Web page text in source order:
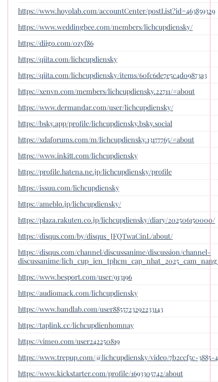
https://www.hoyolab.com/accountCenter/postList?id=463859329
https://www.weddingbee.com/members/lichcupdiensky/
https://diigo.com/0zyf86
https://qiita.com/lichcupdiensky
https://qiita.com/lichcupdiensky/items/60fc6de7e5c4d09873a3
https://xenvn.com/members/lichcupdiensky.22711/#about
https://www.dermandar.com/user/lichcupdiensky/
https://bsky.app/profile/lichcupdiensky.bsky.social
https://xdaforums.com/m/lichcupdiensky.13177765/#about
https://www.inkitt.com/lichcupdiensky
https://profile.hatena.ne.jp/lichcupdiensky/profile
https://issuu.com/lichcupdiensky
https://ameblo.jp/lichcupdiensky/
https://plaza.rakuten.co.jp/lichcupdiensky/diary/202506150000/
https://disqus.com/by/disqus_JFQTwaCinL/about/
https://disqus.com/channel/discussanime/discussion/channel-
discussanime/
https://www.besport.com/user/913196
https://audiomack.com/lichcupdiensky
https://www.bandlab.com/user8855723292233143
https://taplink.cc/lichcupdienhomnay
https://vimeo.com/user242250819
https://www.trepup.com/@lichcupdiensky/video/7b2ccf5c-3885-
https://www.kickstarter.com/profile/1693305742/about